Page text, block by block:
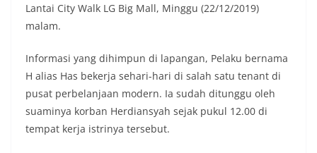
Lantai City Walk LG Big Mall, Minggu (22/12/2019)
malam.
Informasi yang dihimpun di lapangan, Pelaku bernama
H alias Has bekerja sehari-hari di salah satu tenant di
pusat perbelanjaan modern. Ia sudah ditunggu oleh
suaminya korban Herdiansyah sejak pukul 12.00 di
tempat kerja istrinya tersebut.